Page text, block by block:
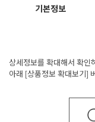
기본정보
상세정보를 확대해서 확인
아래 [상품정보 확대보기]